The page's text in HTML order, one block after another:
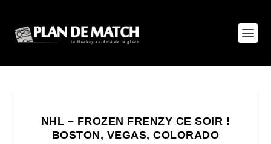
NHL – FROZEN FRENZY CE SOIR !
BOSTON, VEGAS, COLORADO